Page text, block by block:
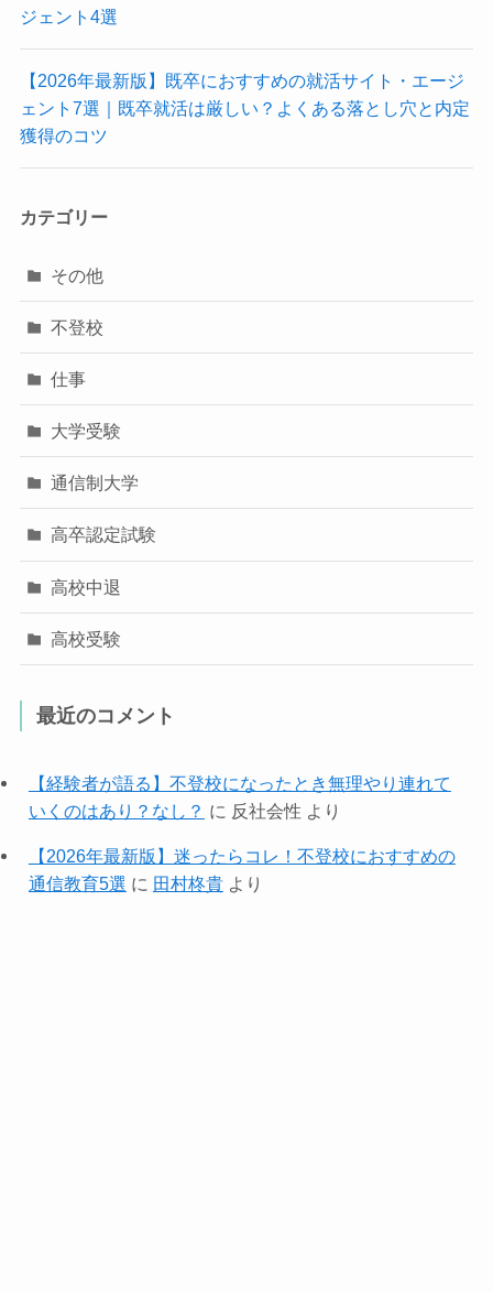
ジェント4選
【2026年最新版】既卒におすすめの就活サイト・エージ
ェント7選｜既卒就活は厳しい？よくある落とし穴と内定
獲得のコツ
カテゴリー
その他
不登校
仕事
大学受験
通信制大学
高卒認定試験
高校中退
高校受験
最近のコメント
【経験者が語る】不登校になったとき無理やり連れて
いくのはあり？なし？ に 反社会性 より
【2026年最新版】迷ったらコレ！不登校におすすめの
通信教育5選 に 田村柊貴より